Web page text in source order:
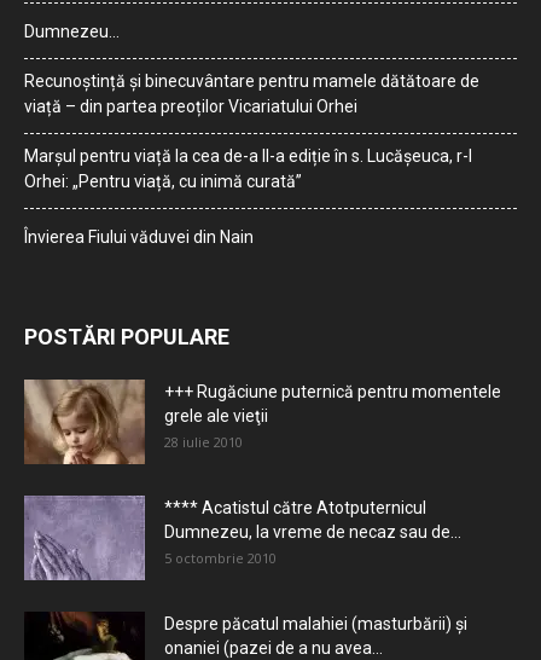
Dumnezeu…
Recunoștință și binecuvântare pentru mamele dătătoare de
viață – din partea preoților Vicariatului Orhei
Marșul pentru viață la cea de-a II-a ediție în s. Lucășeuca, r-l
Orhei: „Pentru viață, cu inimă curată”
Învierea Fiului văduvei din Nain
POSTĂRI POPULARE
+++ Rugăciune puternică pentru momentele
grele ale vieţii
28 iulie 2010
**** Acatistul către Atotputernicul
Dumnezeu, la vreme de necaz sau de...
5 octombrie 2010
Despre păcatul malahiei (masturbării) şi
onaniei (pazei de a nu avea...